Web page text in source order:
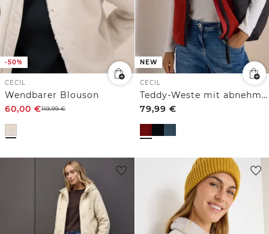
-50%
CECIL
Wendbarer Blouson
60,00 €119,99€
NEW
CECIL
Teddy-Weste mit abnehmbarer Kapuze
79,99 €